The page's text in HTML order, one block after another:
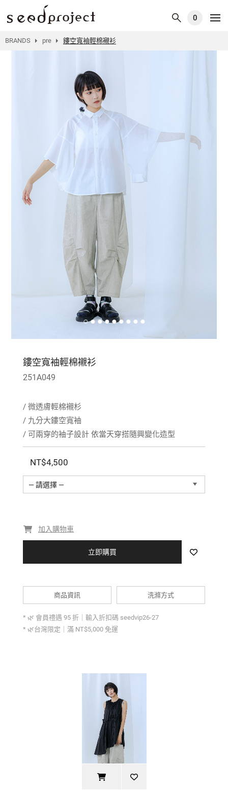
0
BRANDS pre 鏤空寬袖輕棉襯衫
鏤空寬袖輕棉襯衫
251A049
/ 微透膚輕棉襯杉
/ 九分大鏤空寬袖
/ 可兩穿的袖子設計 依當天穿搭隨興變化造型
NT$4,500
— 請選擇 —
加入購物車
立即購買
商品資訊 洗滌方式
* 🌿 會員禮遇 95 折｜輸入折扣碼 seedvip26-27
* 🌿台灣限定｜滿 NT$5,000 免運